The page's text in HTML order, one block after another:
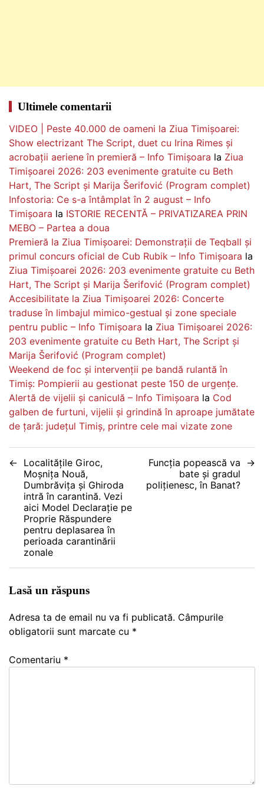
Ultimele comentarii
VIDEO | Peste 40.000 de oameni la Ziua Timișoarei:
Show electrizant The Script, duet cu Irina Rimes și
acrobații aeriene în premieră – Info Timișoara la Ziua
Timișoarei 2026: 203 evenimente gratuite cu Beth
Hart, The Script și Marija Šerifović (Program complet)
Infostoria: Ce s-a întâmplat în 2 august – Info
Timișoara la ISTORIE RECENTĂ – PRIVATIZAREA PRIN
MEBO – Partea a doua
Premieră la Ziua Timișoarei: Demonstrații de Teqball și
primul concurs oficial de Cub Rubik – Info Timișoara la
Ziua Timișoarei 2026: 203 evenimente gratuite cu Beth
Hart, The Script și Marija Šerifović (Program complet)
Accesibilitate la Ziua Timișoarei 2026: Concerte
traduse în limbajul mimico-gestual și zone speciale
pentru public – Info Timișoara la Ziua Timișoarei 2026:
203 evenimente gratuite cu Beth Hart, The Script și
Marija Šerifović (Program complet)
Weekend de foc și intervenții pe bandă rulantă în
Timiș: Pompierii au gestionat peste 150 de urgențe.
Alertă de vijelii și caniculă – Info Timișoara la Cod
galben de furtuni, vijelii și grindină în aproape jumătate
de țară: județul Timiș, printre cele mai vizate zone
Navigare
articole
Localitățile Giroc,
Moșnița Nouă,
Dumbrăvița și Ghiroda
intră în carantină. Vezi
aici Model Declarație pe
Proprie Răspundere
pentru deplasarea în
perioada carantinării
zonale
Funcția popească va
bate și gradul
polițienesc, în Banat?
Lasă un răspuns
Adresa ta de email nu va fi publicată. Câmpurile
obligatorii sunt marcate cu *
Comentariu *